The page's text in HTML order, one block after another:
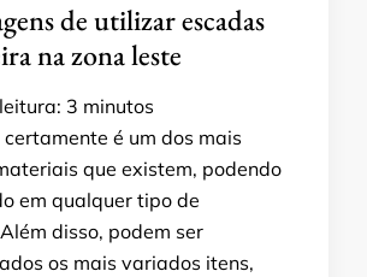
de utilizar escadas
na zona leste
3 minutos
é um dos mais
que existem, podendo
em qualquer tipo de
disso, podem ser
os mais variados itens,